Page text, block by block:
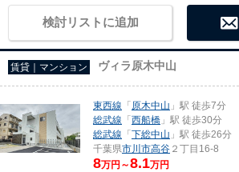
検討リストに追加
賃貸｜マンション ヴィラ原木中山
東西線 「原木中山 」駅 徒歩7分
総武線 「西船橋 」駅 徒歩30分
総武線 「下総中山 」駅 徒歩26分
千葉県市川市高谷 ２丁目16-8
8万円～8.1万円